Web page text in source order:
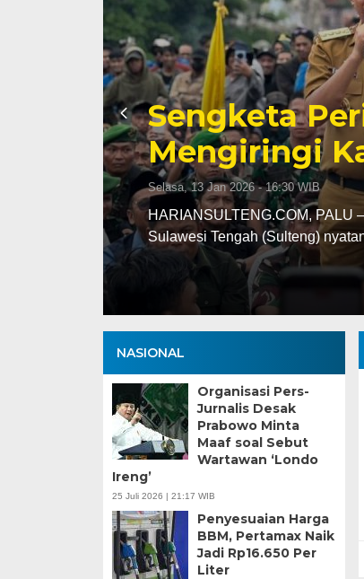
Sengketa
Mengiringi
Selasa, 13 Jan 2026 - 16:30 WIB
HARIANSULTENG.COM, PALU
Sulawesi Tengah (Sulteng)
NASIONAL
Organisasi Pers-
Jurnalis Desak
Prabowo Minta
Maaf soal Sebut
Wartawan ‘Londo
Ireng’
25 Juli 2026 | 21:17 WIB
Penyesuaian Harga
BBM, Pertamax Naik
Jadi Rp16.650 Per
Liter